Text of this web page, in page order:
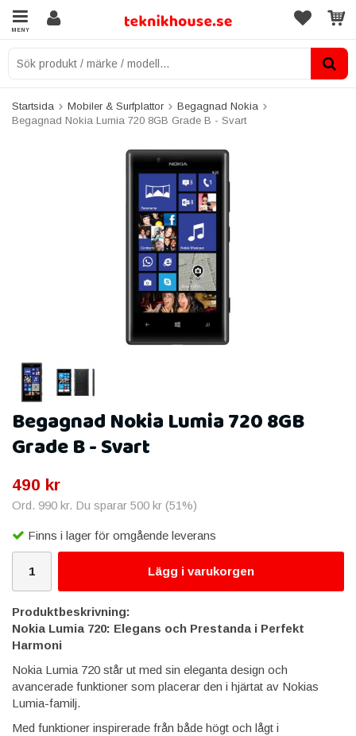
MENY
Startsida Mobiler & Surfplattor
Begagnad Nokia
Begagnad Nokia Lumia 720 8GB Grade B - Svart
Begagnad Nokia Lumia 720 8GB
Grade B - Svart
490 kr
Ord. 990 kr. Du sparar 500 kr (51%)
Finns i lager för omgående leverans
Lägg i varukorgen
Produktbeskrivning:
Nokia Lumia 720: Elegans och Prestanda i Perfekt
Harmoni
Nokia Lumia 720 står ut med sin eleganta design och
avancerade funktioner som placerar den i hjärtat av Nokias
Lumia-familj.
Med funktioner inspirerade från både högt och lågt i